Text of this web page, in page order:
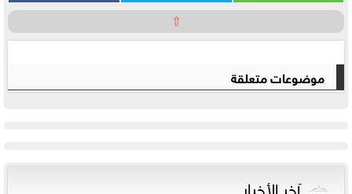
⇧
موضوعات متعلقة
آخر الأخبار